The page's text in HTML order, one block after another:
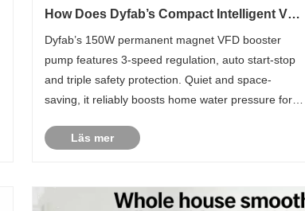
How Does Dyfab’s Compact Intelligent VFD
Pressure Troubles?
Dyfab’s 150W permanent magnet VFD booster
pump features 3-speed regulation, auto start-stop
and triple safety protection. Quiet and space-
saving, it reliably boosts home water pressure for
Läs mer